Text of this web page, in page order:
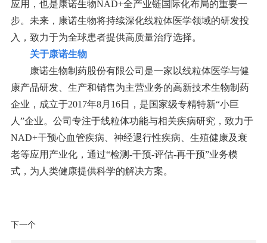
应用，也是康诺生物NAD+全产业链国际化布局的重要一
步。未来，康诺生物将持续深化线粒体医学领域的研发投
入，致力于为全球患者提供高质量治疗选择。
关于康诺生物
康诺生物制药股份有限公司是一家以线粒体医学与健
康产品研发、生产和销售为主营业务的高新技术生物制药
企业，成立于2017年8月16日，是国家级专精特新“小巨
人”企业。公司专注于线粒体功能与相关疾病研究，致力于
NAD+干预心血管疾病、神经退行性疾病、生殖健康及衰
老等应用产业化，通过“检测-干预-评估-再干预”业务模
式，为人类健康提供科学的解决方案。
下一个